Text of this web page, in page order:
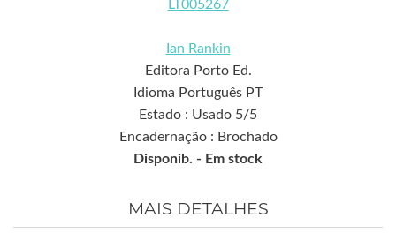
LT005267
Ian Rankin
Editora Porto Ed.
Idioma Português PT
Estado : Usado 5/5
Encadernação : Brochado
Disponib. - Em stock
MAIS DETALHES